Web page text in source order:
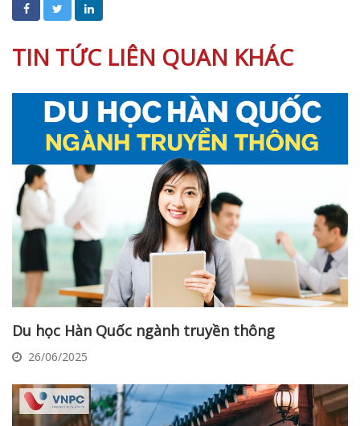
TIN TỨC LIÊN QUAN KHÁC
Du học Hàn Quốc ngành truyền thông
26/06/2025